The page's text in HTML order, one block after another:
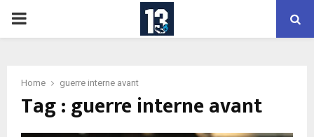
PRIMARY
Home guerre interne avant
Tag : guerre interne avant